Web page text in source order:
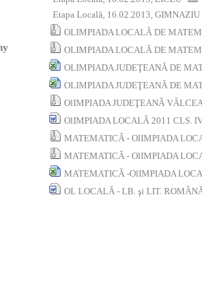
Etapa Locală, 16.02.2013, GIMNAZIU
OLIMPIADA LOCALĂ DE
OLIMPIADA LOCALĂ DE
OLIMPIADA JUDEŢEANĂ DE
OLIMPIADA JUDEŢEANĂ DE
OlIMPIADA JUDEŢEANĂ
OlIMPIADA LOCALĂ 2011 CLS.
MATEMATICĂ - OlIMPIADA
MATEMATICĂ - OlIMPIADA
MATEMATICĂ -OlIMPIADA
OL LOCALĂ - LB. şi LIT.